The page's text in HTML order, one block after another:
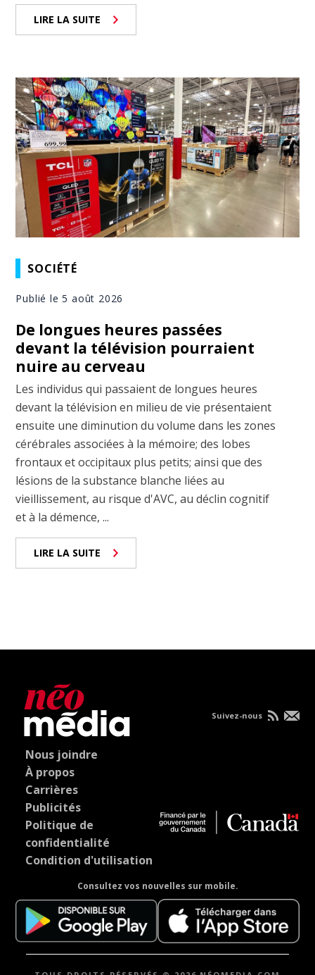
LIRE LA SUITE
SOCIÉTÉ
Publié le 5 août 2026
De longues heures passées
devant la télévision pourraient
nuire au cerveau
Les individus qui passaient de longues heures
devant la télévision en milieu de vie présentaient
ensuite une diminution du volume dans les zones
cérébrales associées à la mémoire; des lobes
frontaux et occipitaux plus petits; ainsi que des
lésions de la substance blanche liées au
vieillissement, au risque d'AVC, au déclin cognitif
et à la démence, ...
LIRE LA SUITE
Nous joindre
À propos
Carrières
Publicités
Politique de
confidentialité
Condition d'utilisation
Consultez vos nouvelles sur mobile.
Suivez-nous